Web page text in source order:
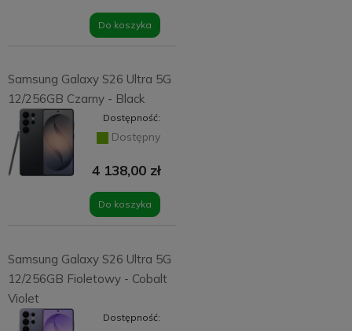
Do koszyka
Samsung Galaxy S26 Ultra 5G
12/256GB Czarny - Black
Dostępność:
Dostępny
4 138,00 zł
Do koszyka
Samsung Galaxy S26 Ultra 5G
12/256GB Fioletowy - Cobalt
Violet
Dostępność: